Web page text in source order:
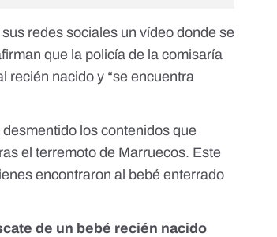
redes sociales un vídeo donde se
que la policía de la comisaría
recién nacido y “se encuentra
desmentido los contenidos que
el terremoto de Marruecos. Este
encontraron al bebé enterrado
de un bebé recién nacido